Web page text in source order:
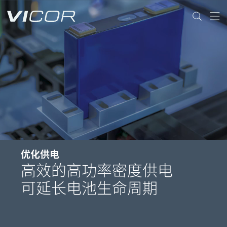
Skip to main content
优化供电
高效的高功率密度供电
可延长电池生命周期